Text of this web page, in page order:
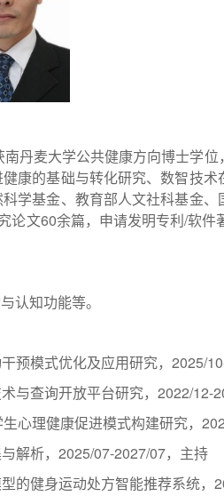
丹麦大学公共健康方向博士学
康的基础与转化研究、数智技术
学基金、教育部人文社科基金
文60余篇，申请发明专利/软件
认知功能等。
预模式优化及应用研究，2025/
与查询开放平台研究，2022/12-
心理健康促进模式构建研究，
解析，2025/07-2027/07，主持
的健身运动处方智能推荐系统，